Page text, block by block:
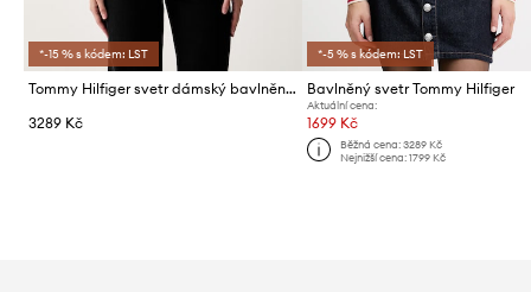
*-15 % s kódem: LST
Tommy Hilfiger svetr dámský bavlněný
3289 Kč
*-5 % s kódem: LST
Bavlněný svetr Tommy Hilfiger
Aktuální cena:
1699 Kč
Běžná cena: 3289 Kč
Nejnižší cena: 1799 Kč